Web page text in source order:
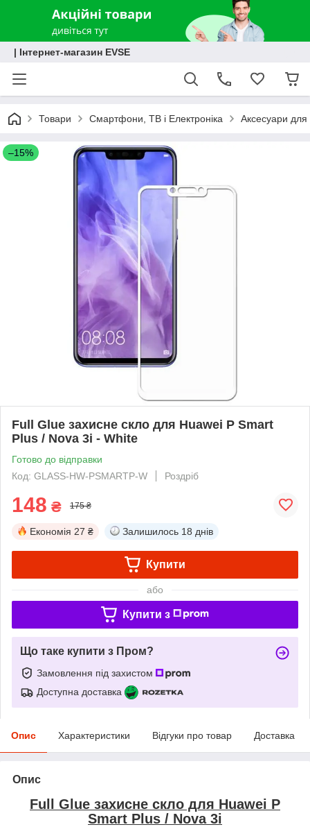
| Інтернет-магазин EVSE
Товари Смартфони, ТВ і Електроніка Аксесуари для
–15%
Full Glue захисне скло для Huawei P Smart
Plus / Nova 3i - White
Готово до відправки
Код: GLASS-HW-PSMARTP-W
Роздріб
148 ₴ 175 ₴
Економія 27 ₴ Залишилось 18 днів
Купити
або
Купити з
Що таке купити з Пром?
Замовлення під захистом
Доступна доставка
Опис Характеристики Відгуки про товар Доставка
Опис
Full Glue захисне скло для Huawei P
Smart Plus / Nova 3i